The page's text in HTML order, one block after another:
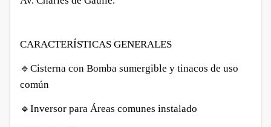
CARACTERÍSTICAS GENERALES
🔹 Cisterna con Bomba sumergible y tinacos de uso
común
🔹 Inversor para Áreas comunes instalado